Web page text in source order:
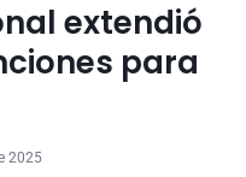
extendió
para
2025